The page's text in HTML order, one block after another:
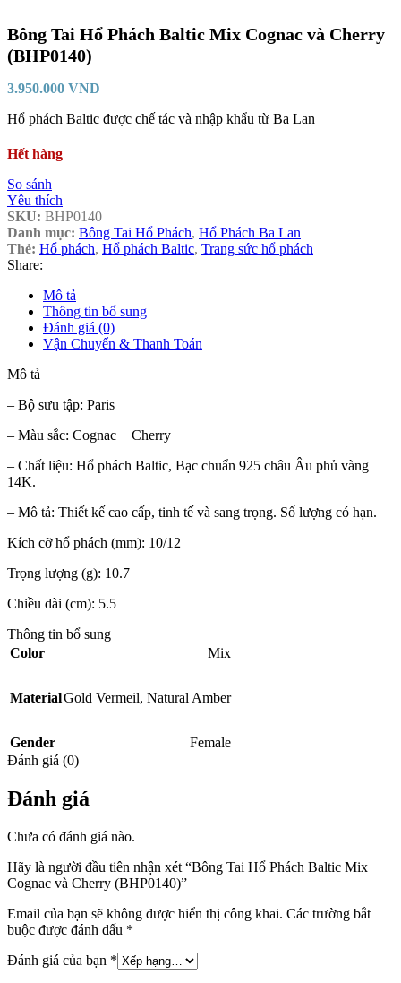
Bông Tai Hổ Phách Baltic Mix Cognac và Cherry
(BHP0140)
3.950.000 VND
Hổ phách Baltic được chế tác và nhập khẩu từ Ba Lan
Hết hàng
So sánh
Yêu thích
SKU: BHP0140
Danh mục: Bông Tai Hổ Phách, Hổ Phách Ba Lan
Thẻ: Hổ phách, Hổ phách Baltic, Trang sức hổ phách
Share:
Mô tả
Thông tin bổ sung
Đánh giá (0)
Vận Chuyển & Thanh Toán
Mô tả
– Bộ sưu tập: Paris
– Màu sắc: Cognac + Cherry
– Chất liệu: Hổ phách Baltic, Bạc chuẩn 925 châu Âu phủ vàng
14K.
– Mô tả: Thiết kế cao cấp, tinh tế và sang trọng. Số lượng có hạn.
Kích cỡ hổ phách (mm): 10/12
Trọng lượng (g): 10.7
Chiều dài (cm): 5.5
Thông tin bổ sung
Color
Mix
MaterialGold Vermeil, Natural Amber
Gender
Female
Đánh giá (0)
Đánh giá
Chưa có đánh giá nào.
Hãy là người đầu tiên nhận xét “Bông Tai Hổ Phách Baltic Mix
Cognac và Cherry (BHP0140)”
Email của bạn sẽ không được hiển thị công khai. Các trường bắt
buộc được đánh dấu *
Đánh giá của bạn *